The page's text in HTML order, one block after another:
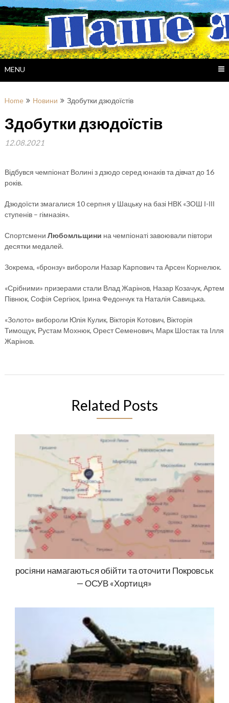
Skip
to
content
MENU
Home Новини Здобутки дзюдоїстів
Здобутки дзюдоїстів
12.08.2021
Відбувся чемпіонат Волині з дзюдо серед юнаків та дівчат до 16
років.
Дзюдоїсти змагалися 10 серпня у Шацьку на базі НВК «ЗОШ І-ІІІ
ступенів – гімназія».
Спортсмени Любомльщини на чемпіонаті завоювали півтори
десятки медалей.
Зокрема, «бронзу» вибороли Назар Карпович та Арсен Корнелюк.
«Срібними» призерами стали Влад Жарінов, Назар Козачук, Артем
Півнюк, Софія Сергіюк, Ірина Федончук та Наталія Савицька.
«Золото» вибороли Юлія Кулик, Вікторія Котович, Вікторія
Тимощук, Рустам Мохнюк, Орест Семенович, Марк Шостак та Ілля
Жарінов.
Related Posts
росіяни намагаються обійти та оточити Покровськ
— ОСУВ «Хортиця»